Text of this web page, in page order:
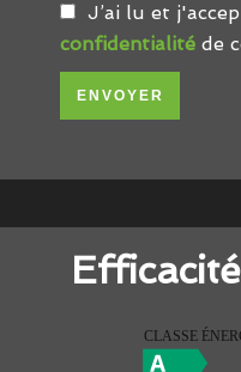
J’ai lu et
confidentialité de
ENVOYER